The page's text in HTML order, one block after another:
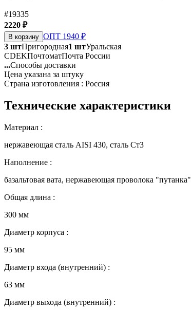
#19335
2220 ₽
В корзину ОПТ 1940 ₽
3 штПригородная1 штУральская
CDEKПочтоматПочта России
...Способы доставки
Цена указана за штуку
Страна изготовления : Россия
Технические характеристики
Материал :
нержавеющая сталь AISI 430, сталь Ст3
Наполнение :
базальтовая вата, нержавеющая проволока "путанка"
Общая длина :
300 мм
Диаметр корпуса :
95 мм
Диаметр входа (внутренний) :
63 мм
Диаметр выхода (внутренний) :